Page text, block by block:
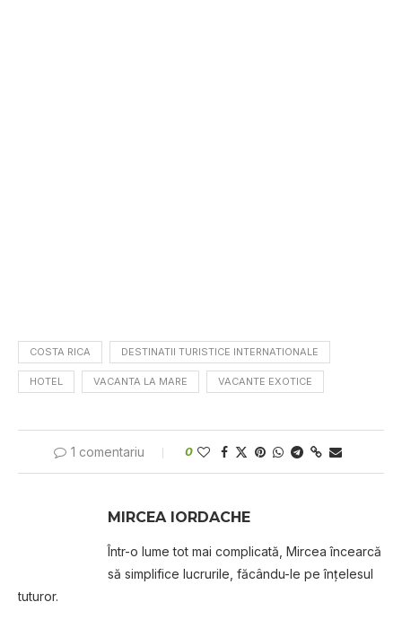
COSTA RICA DESTINATII TURISTICE INTERNATIONALE
HOTEL VACANTA LA MARE VACANTE EXOTICE
1 comentariu 0
MIRCEA IORDACHE
Într-o lume tot mai complicată, Mircea încearcă
să simplifice lucrurile, făcându-le pe înțelesul
tuturor.